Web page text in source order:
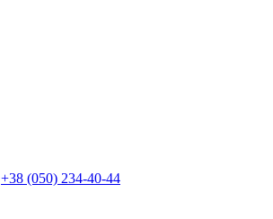
+38 (050) 234-40-44